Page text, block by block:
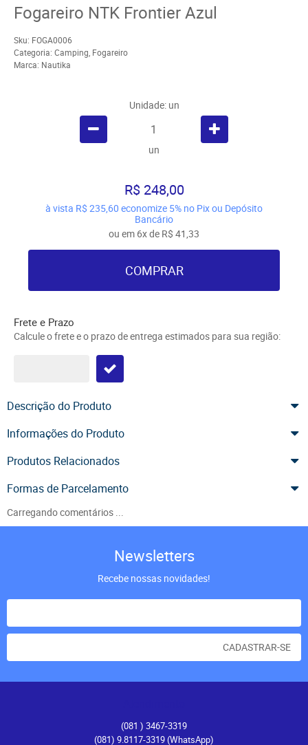
Fogareiro NTK Frontier Azul
Sku: FOGA0006
Categoria: Camping, Fogareiro
Marca: Nautika
Unidade: un
un
R$ 248,00
à vista R$ 235,60 economize 5% no Pix ou Depósito
Bancário
ou em 6xde R$ 41,33
COMPRAR
Frete e Prazo
Calcule o frete e o prazo de entrega estimados para sua região:
Descrição do Produto
Informações do Produto
Produtos Relacionados
Formas de Parcelamento
Carregando comentários ...
Newsletters
Recebe nossas novidades!
CADASTRAR-SE
(081 ) 3467-3319
(081) 9.8117-3319(WhatsApp)